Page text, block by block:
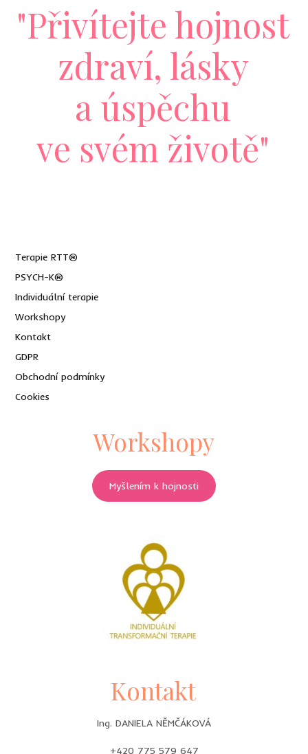
"Přivítejte hojnost
zdraví, lásky
a úspěchu
ve svém životě"
Terapie RTT®
PSYCH-K®
Individuální terapie
Workshopy
Kontakt
GDPR
Obchodní podmínky
Cookies
Workshopy
Myšlením k hojnosti
Kontakt
Ing. DANIELA NĚMČÁKOVÁ
+420 775 579 647